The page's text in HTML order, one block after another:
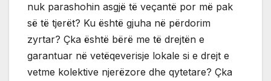
nuk parashohin asgjë të veçantë por më pak
së të tjerët? Ku është gjuha në përdorim
zyrtar? Çka është bërë me të drejtën e
garantuar në vetëqeverisje lokale si e drejt e
vetme kolektive njerëzore dhe qytetare? Çka